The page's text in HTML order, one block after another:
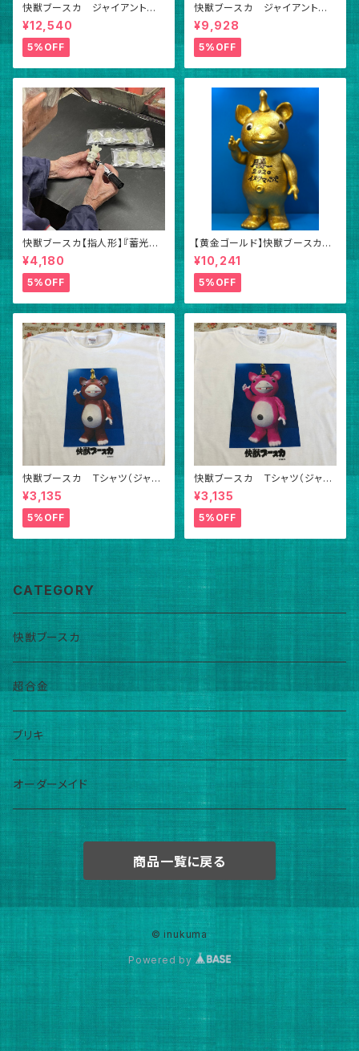
快獣ブースカ ジャイアント
蓄光タイプ
¥12,540
5%OFF
快獣ブースカ ジャイアント
蓄光タイプ (未塗装版)
¥9,928
5%OFF
快獣ブースカ【指人形】『蓄光タ
イプ・５個』＆『成形色（白）５個』
合計１０個セット（サイン入り）
¥4,180
5%OFF
【黄金ゴールド】快獣ブースカ
ジャイアント【黄金】（サイン付
き）
¥10,241
5%OFF
快獣ブースカ Ｔシャツ（ジャイ
アント・茶色）
¥3,135
5%OFF
快獣ブースカ Ｔシャツ（ジャイ
アント・ピンク色）
¥3,135
5%OFF
CATEGORY
快獣ブースカ
超合金
ブリキ
オーダーメイド
商品一覧に戻る
© inukuma
Powered by